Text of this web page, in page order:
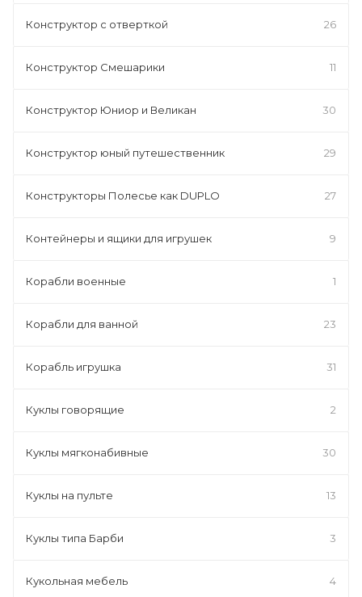
Конструктор с отверткой 26
Конструктор Смешарики 11
Конструктор Юниор и Великан 30
Конструктор юный путешественник 29
Конструкторы Полесье как DUPLO 27
Контейнеры и ящики для игрушек 9
Корабли военные 1
Корабли для ванной 23
Корабль игрушка 31
Куклы говорящие 2
Куклы мягконабивные 30
Куклы на пульте 13
Куклы типа Барби 3
Кукольная мебель 4